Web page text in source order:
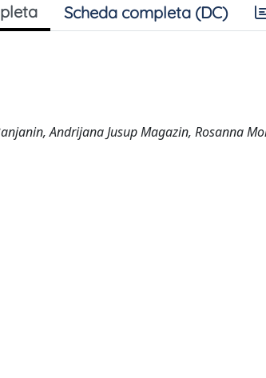
Scheda completa (DC)
Andrijana Jusup Magazin, Rosanna